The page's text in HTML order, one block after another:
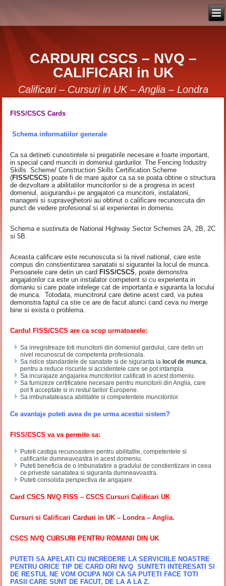
CARDURI CSCS – NVQ –
CALIFICARI in UK
Calificari – Cursuri in UK – Anglia – Londra
FISS/CSCS Cards
Schema informatiilor generale
Ca sa detineti cunostintele si pregatirile necesare e foarte important,
in special cand munciti in domeniul gardurilor. The Fencing Industry
Skills Scheme/ Construction Skills Certification Scheme
(FISS/CSCS) poate fi de mare ajutor ca sa se poata obtine o structura
de dezvoltare a abilitatilor muncitorilor si de a progresa in acest
domeniul, asigurandu-i pe angajatori ca muncitorii, instalatorii,
managerii si supraveghetorii au obtinut o calificare recunoscuta din
punct de vedere profesional si al experientei in domeniu.
Schema e sustinuta de National Highway Sector Schemes 2A, 2B, 2C
si 5B.
Aceasta calificare este recunoscuta si la nivel national, care este
compus din constientizarea sanatatii si sigurantei la locul de munca.
Persoanele care detin un card FISS/CSCS, poate demonstra
angajatorilor ca este un instalator competent si cu experienta in
domaniu si care poate intelege cat de importanta e siguranta la locului
de munca. Totodata, muncitrorul care detine acest card, va putea
demonstra faptul ca stie ce are de facut atunci cand ceva nu merge
bine si exista o problema.
Cardul FISS/CSCS are ca scop urmatoarele:
Sa inregistreaze toti muncitorii din domeniul gardului, care detin un
nivel recunoscut de competenta profesionala.
Sa ridice standardele de sanatate si de siguranta la locul de munca,
pentru a reduce riscurile si accidentele care se pot intampla.
Sa incurajaze angajarea muncitorilor calificati in acest domeniu.
Sa furnizeze certificatele necesare pentru muncitorii din Anglia, care
pot fi acceptate si in restul tarilor Europene.
Sa imbunatateasca abilitatile si competentele muncitorilor.
Ce avantaje puteti avea de pe urma acestui sistem?
FISS/CSCS va va permite sa:
Puteti castiga recunoastere pentru abilitatile, competentele si
calificarile dumneavoastra in acest domeniu.
Puteti beneficia de o imbunatatire a gradului de constientizare in ceea
ce priveste sanatatea si siguranta dumneavoastra.
Puteti consolida perspectiva de angajare.
Card CSCS NVQ FISS – CSCS Cursuri Calificari UK
Cursuri si Calificari Carduri in UK – Londra – Anglia.
CSCS NVQ CURSURI PENTRU ROMANII DIN UK
PUTETI SA APELATI CU INCREDERE LA SERVICIILE NOASTRE
PENTRU ORICE TIP DE CARD ORI NVQ SUNTETI INTERESATI SI
DE RESTUL NE VOM OCUPA NOI CA SA PUTETI FACE TOTI
PASII CARE SUNT DE FACUT, DE LA A LA Z.